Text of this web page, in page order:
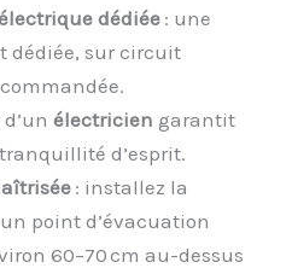
dédiée : une
dédiée, sur circuit
d’unélectricien garantit
d’esprit.
: installez la
point d’évacuation
60–70 cm au-dessus